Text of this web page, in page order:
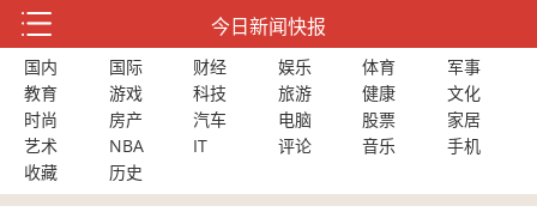
今日新闻快报
国内 国际 财经 娱乐 体育
军事
教育
游戏 科技 旅游 健康
文化
时尚
房产 汽车 电脑 股票
家居
艺术
NBA IT 评论 音乐
手机
收藏
历史